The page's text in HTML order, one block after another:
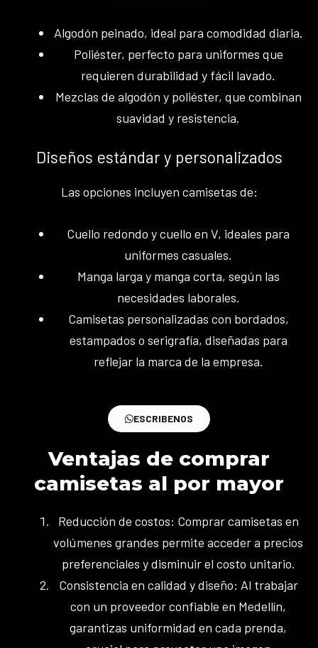
Algodón peinado, ideal para comodidad diaria.
Poliéster, perfecto para uniformes que
requieren durabilidad y fácil lavado.
Mezclas de algodón y poliéster, que combinan
suavidad y resistencia.
Diseños estándar y personalizados
Las opciones incluyen camisetas de:
Cuello redondo y cuello en V, ideales para
uniformes casuales.
Manga larga y manga corta, según las
necesidades laborales.
Camisetas personalizadas con bordados,
estampados o serigrafía, diseñadas para
reflejar la marca de la empresa.
ESCRIBENOS
Ventajas de comprar
camisetas al por mayor
Reducción de costos: Comprar camisetas en
volúmenes grandes permite acceder a precios
preferenciales y disminuir el costo unitario.
Consistencia en calidad y diseño: Al trabajar
con un proveedor confiable en Medellín,
garantizas uniformidad en cada prenda,